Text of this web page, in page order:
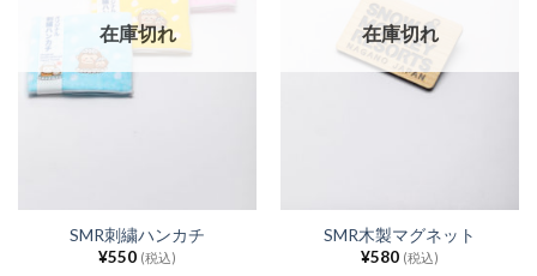
在庫切れ
SMR刺繍ハンカチ
¥550 (税込)
在庫切れ
SMR木製マグネット
¥580 (税込)